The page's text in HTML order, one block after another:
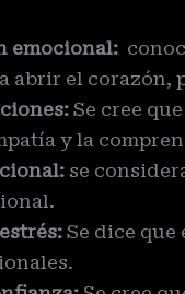
emocional:
abrir el
Se cree
y la
se
Se dice